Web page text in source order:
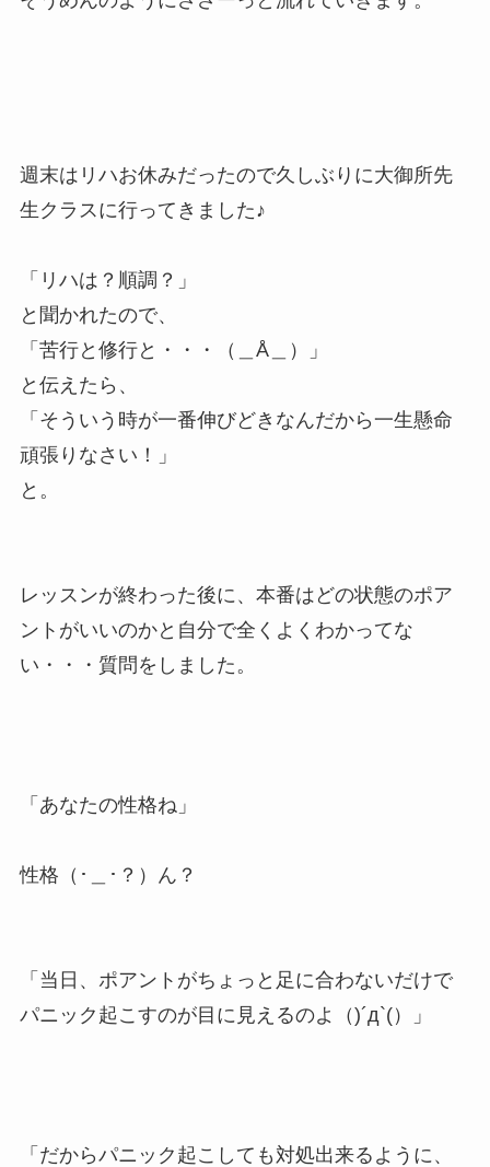
週末はリハお休みだったので久しぶりに大御所先
生クラスに行ってきました♪
「リハは？順調？」
と聞かれたので、
「苦行と修行と・・・（＿Å＿）」
と伝えたら、
「そういう時が一番伸びどきなんだから一生懸命
頑張りなさい！」
と。
レッスンが終わった後に、本番はどの状態のポア
ントがいいのかと自分で全くよくわかってな
い・・・質問をしました。
「あなたの性格ね」
性格（･＿･？）ん？
「当日、ポアントがちょっと足に合わないだけで
パニック起こすのが目に見えるのよ（)´д`(）」
「だからパニック起こしても対処出来るように、